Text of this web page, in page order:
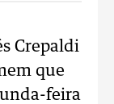
Crepaldi
que
feira